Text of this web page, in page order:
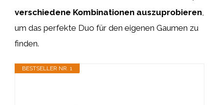
verschiedene Kombinationen auszuprobieren
um das perfekte Duo für den eigenen Gaumen zu
finden.
BESTSELLER NR. 1